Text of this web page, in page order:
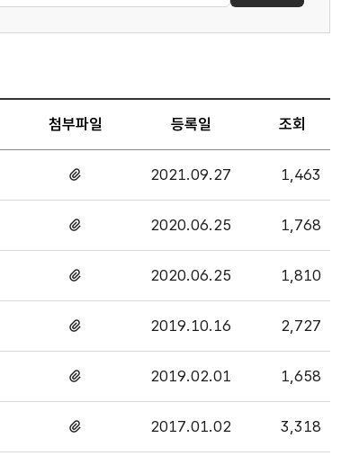
첨부파일 등록일 조회
있음
2021.09.27 1,463
있음
2020.06.25 1,768
있음
2020.06.25 1,810
있음
2019.10.16 2,727
있음
2019.02.01 1,658
있음
2017.01.02 3,318